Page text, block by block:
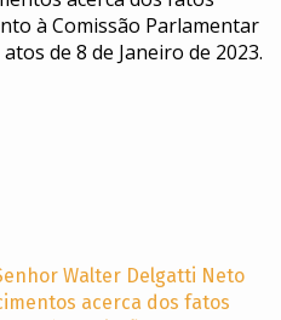
Walter Delgatti Neto
acerca dos fatos